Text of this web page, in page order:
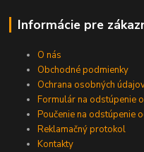
Informácie pre
O nás
Obchodné podmienky
Ochrana osobných
Formulár na odstúpenie
Poučenie na odstúpenie
Reklamačný protokol
Kontakty